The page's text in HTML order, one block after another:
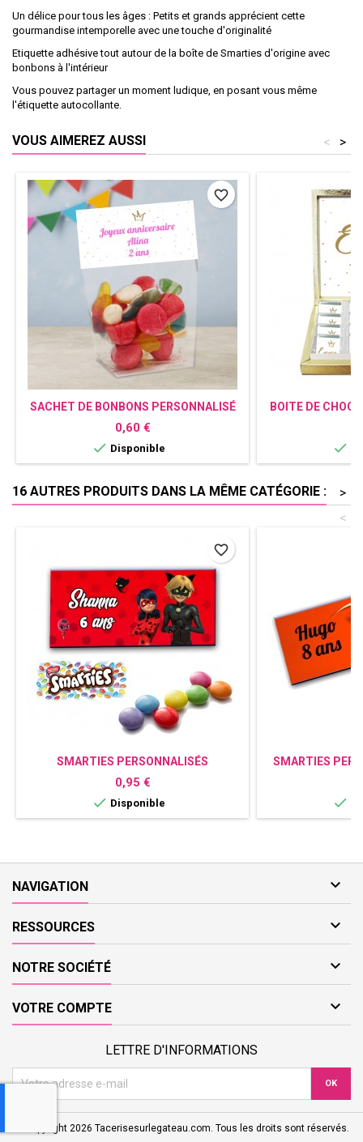
Un délice pour tous les âges : Petits et grands apprécient cette
gourmandise intemporelle avec une touche d'originalité
Etiquette adhésive tout autour de la boîte de Smarties d'origine avec
bonbons à l'intérieur
Vous pouvez partager un moment ludique, en posant vous même
l'étiquette autocollante.
VOUS AIMEREZ AUSSI >
<
SACHET DE BONBONS PERSONNALISÉ
COURONNE
Prix
0,60 €
 Disponible
favorite_border
BOITE DE

16 AUTRES PRODUITS DANS LA MÊME CATÉGORIE :
>
<
SMARTIES PERSONNALISÉS
COCCINELLE
Prix
0,95 €
 Disponible
favorite_border
SMARTIES

NAVIGATION 
RESSOURCES 
NOTRE SOCIÉTÉ 
VOTRE COMPTE 
LETTRE D'INFORMATIONS
© Copyright 2026 Tacerisesurlegateau.com. Tous les droits sont réservés.